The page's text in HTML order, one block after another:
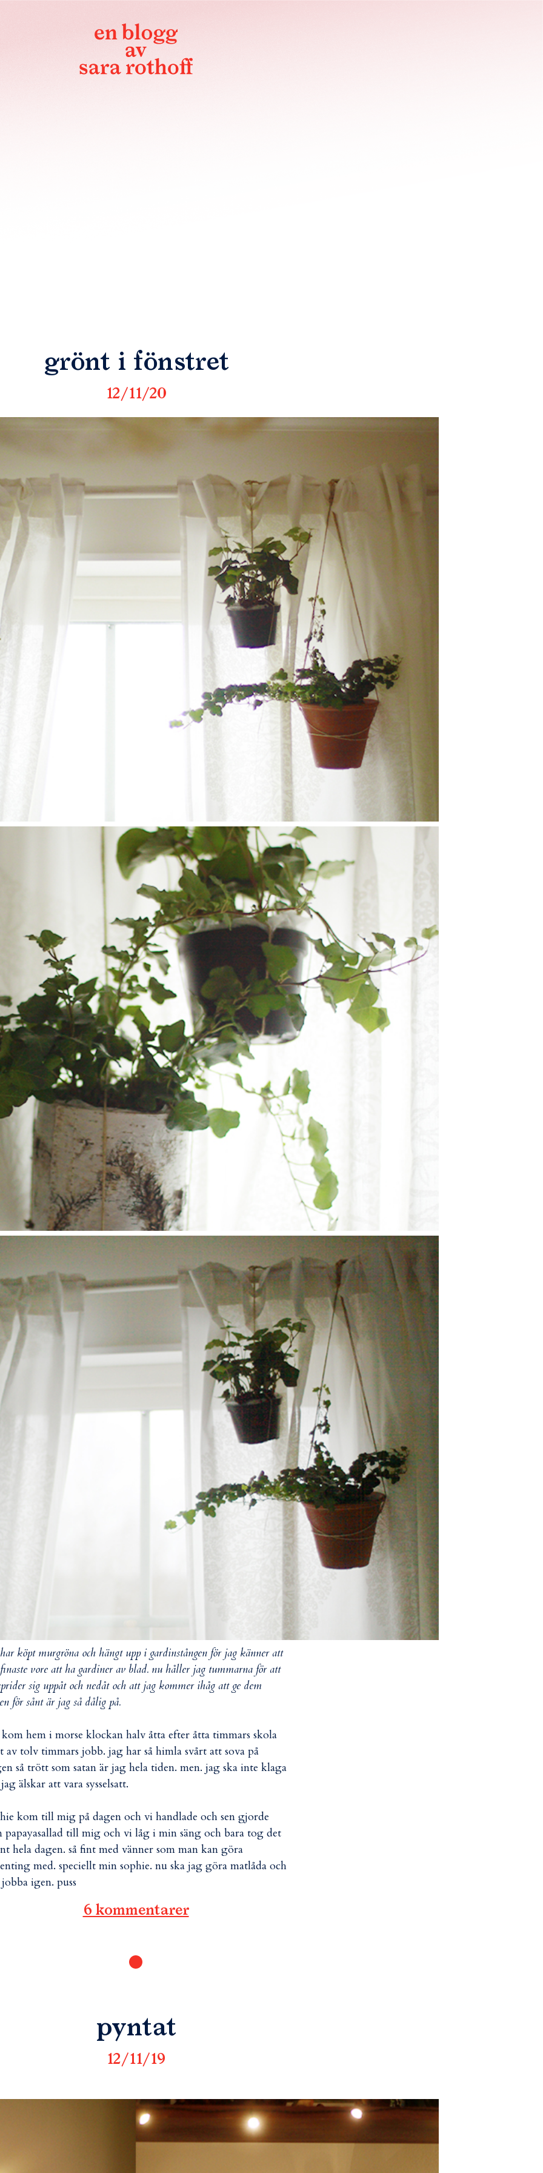
grönt i fönstret
12/11/20
köpt murgröna och hängt upp i gardinstången för jag känner att
vore att ha gardiner av blad. nu håller jag tummarna för att
sig uppåt och nedåt och att jag kommer ihåg att ge dem
för sånt är jag så dålig på.
hem i morse klockan halv åtta efter åtta timmars skola
av tolv timmars jobb. jag har så himla svårt att sova på
så trött som satan är jag hela tiden. men. jag ska inte klaga
älskar att vara sysselsatt.
kom till mig på dagen och vi handlade och sen gjorde
papayasallad till mig och vi låg i min säng och bara tog det
hela dagen. så fint med vänner som man kan göra
med. speciellt min sophie. nu ska jag göra matlåda och
jobba igen. puss
6 kommentarer
pyntat
12/11/19